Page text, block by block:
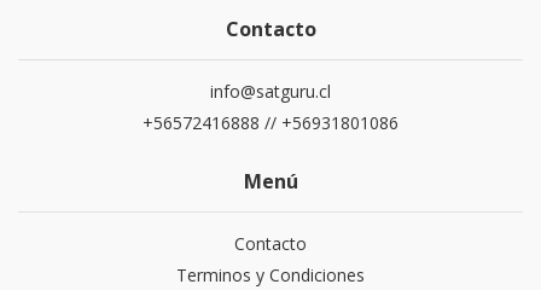
Contacto
info@satguru.cl
+56572416888 // +56931801086
Menú
Contacto
Terminos y Condiciones